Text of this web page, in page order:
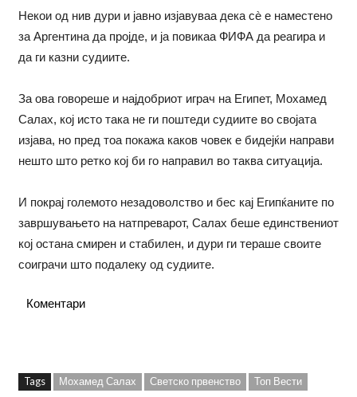
Некои од нив дури и јавно изјавуваа дека сè е наместено
за Аргентина да пројде, и ја повикаа ФИФА да реагира и
да ги казни судиите.
За ова говореше и најдобриот играч на Египет, Мохамед
Салах, кој исто така не ги поштеди судиите во својата
изјава, но пред тоа покажа каков човек е бидејќи направи
нешто што ретко кој би го направил во таква ситуација.
И покрај големото незадоволство и бес кај Египќаните по
завршувањето на натпреварот, Салах беше единствениот
кој остана смирен и стабилен, и дури ги тераше своите
соиграчи што подалеку од судиите.
Коментари
Tags Мохамед Салах Светско првенство Топ Вести